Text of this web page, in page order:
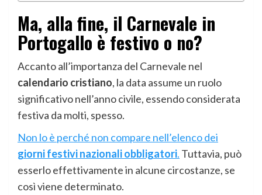
Ma, alla fine, il Carnevale in
Portogallo è festivo o no?
Accanto all’importanza del Carnevale nel
calendario cristiano, la data assume un ruolo
significativo nell’anno civile, essendo considerata
festiva da molti, spesso.
Non lo è perché non compare nell’elenco dei
giorni festivi nazionali obbligatori. Tuttavia, può
esserlo effettivamente in alcune circostanze, se
così viene determinato.